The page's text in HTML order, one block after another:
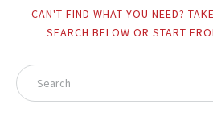
CAN'T FIND WHAT YOU NEED?
SEARCH BELOW OR START